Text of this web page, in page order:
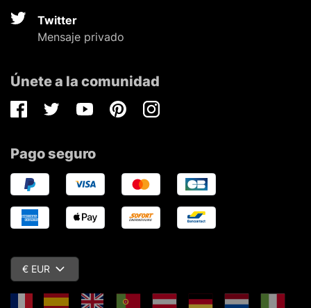
Twitter
Mensaje privado
Únete a la comunidad
FacebookTwitterYoutubePinterestInstagram
Pago seguro
€ EUR